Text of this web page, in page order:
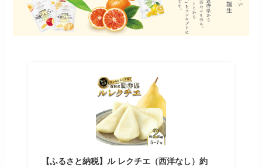
【ふるさと納税】ル レクチエ（西洋なし）約